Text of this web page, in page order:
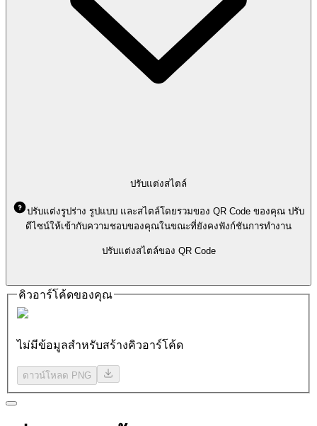
ปรับแต่งสไตล์
ปรับแต่งรูปร่าง รูปแบบ และสไตล์โดยรวมของ QR Code ของคุณ ปรับ
ดีไซน์ให้เข้ากับความชอบของคุณในขณะที่ยังคงฟังก์ชันการทำงาน
ปรับแต่งสไตล์ของ QR Code
คิวอาร์โค้ดของคุณ
ไม่มีข้อมูลสำหรับสร้างคิวอาร์โค้ด
ดาวน์โหลด PNG